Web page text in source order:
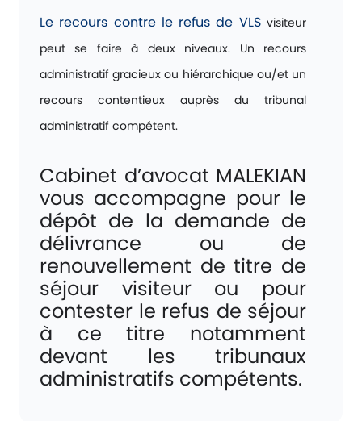
Le recours contre le refus de VLS visiteur
peut se faire à deux niveaux. Un recours
administratif gracieux ou hiérarchique ou/et un
recours contentieux auprès du tribunal
administratif compétent.
Cabinet d’avocat MALEKIAN
vous accompagne pour le
dépôt de la demande de
délivrance ou de
renouvellement de titre de
séjour visiteur ou pour
contester le refus de séjour
à ce titre notamment
devant les tribunaux
administratifs compétents.